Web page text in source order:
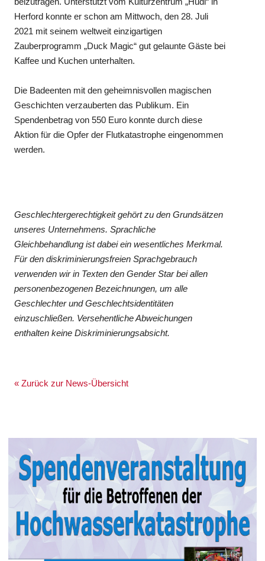
Herford konnte er schon am Mittwoch, den 28. Juli
2021 mit seinem weltweit einzigartigen
Zauberprogramm „Duck Magic“ gut gelaunte Gäste bei
Kaffee und Kuchen unterhalten.
Die Badeenten mit den geheimnisvollen magischen
Geschichten verzauberten das Publikum. Ein
Spendenbetrag von 550 Euro konnte durch diese
Aktion für die Opfer der Flutkatastrophe eingenommen
werden.
Geschlechtergerechtigkeit gehört zu den Grundsätzen
unseres Unternehmens. Sprachliche
Gleichbehandlung ist dabei ein wesentliches Merkmal.
Für den diskriminierungsfreien Sprachgebrauch
verwenden wir in Texten den Gender Star bei allen
personenbezogenen Bezeichnungen, um alle
Geschlechter und Geschlechtsidentitäten
einzuschließen. Versehentliche Abweichungen
enthalten keine Diskriminierungsabsicht.
« Zurück zur News-Übersicht